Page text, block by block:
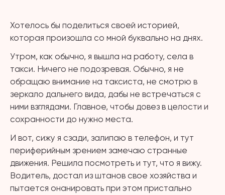
Хотелось бы поделиться своей историей,
которая произошла со мной буквально на днях.
Утром, как обычно, я вышла на работу, села в
такси. Ничего не подозревая. Обычно, я не
обращаю внимание на таксиста, не смотрю в
зеркало дальнего вида, дабы не встречаться с
ними взглядами. Главное, чтобы довез в целости и
сохранности до нужно места.
И вот, сижу я сзади, залипаю в телефон, и тут
периферийным зрением замечаю странные
движения. Решила посмотреть и тут, что я вижу.
Водитель, достал из штанов свое хозяйства и
пытается онанировать при этом пристально